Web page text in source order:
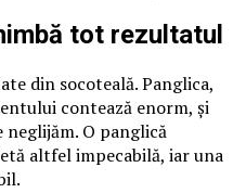
tot rezultatul
din socoteală. Panglica,
contează enorm, și
O panglică
altfel impecabilă, iar una